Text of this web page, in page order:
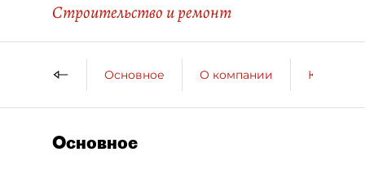
Строительство и ремонт
Основное О компании
Основное